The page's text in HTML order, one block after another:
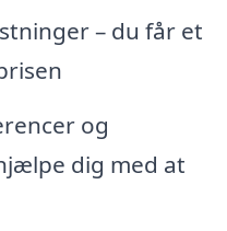
– du får et
og
dig med at